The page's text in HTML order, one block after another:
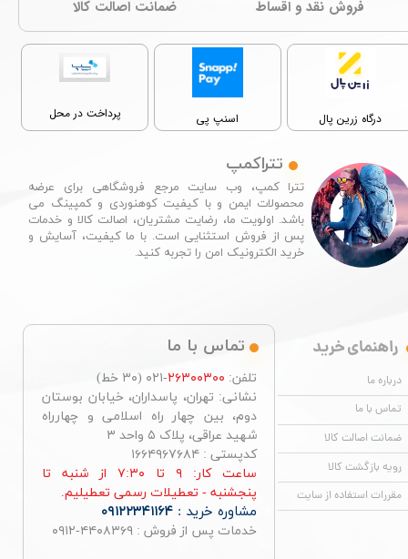
راهنمای خرید
درباره ما
تماس با ما
ضمانت اصالت کالا
رویه بازگشت کالا
مقررات استفاده از سایت
درگاه زرین پال اسنپ پی پرداخت در محل
تترا کمپ، وب سایت مرجع فروشگاهی برای عرضه
محصولات ایمن و با کیفیت کوهنوردی و کمپینگ می
باشد. اولویت ما، رضایت مشتریان، اصالت کالا و خدمات
پس از فروش استثنایی است. با ما کیفیت، آسایش و
خرید الکترونیک امن را تجربه کنید.​​​​​​​
تتراکمپ
فروش نقد و اقساط ﺿﻤﺎﻧﺖ اصالت کالا
تماس با ما
تلفن: ۲۶۳۰۰۳۰۰-۰۲۱ (۳۰ خط)
نشانی: تهران، پاسداران، خیابان بوستان
دوم، بین چهار راه اسلامی و چهارراه
شهید عراقی، پلاک ۵ واحد ۳
کدپستی : ۱۶۶۴۹۶۷۶۸۴
ساعت کار: ۹ تا ۷:۳۰ از شنبه تا
پنجشنبه - تعطیلات رسمی تعطیلیم.
مشاوره خرید : ۰۹۱۲۲۳۴۱۱۶۴
خدمات پس از فروش : ۴۴۰۸۳۶۹-۰۹۱۲